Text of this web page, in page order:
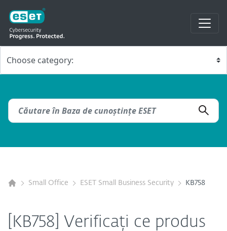
Small Office ESET Small Business Security KB758
[KB758] Verificați ce produs